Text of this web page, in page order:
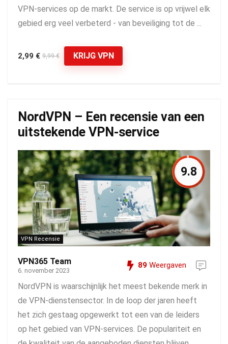
VPN-services op de markt. De service is op vrijwel elk
gebied erg veel verbeterd - van beveiliging tot de ...
2,99 € 9,99 € KRIJG VPN
NordVPN – Een recensie van een
uitstekende VPN-service
VPN Recensie
9.8
VPN365 Team
6. november 2023
89 Weergaven
NordVPN is waarschijnlijk het meest bekende merk in
de VPN-dienstensector. In de loop der jaren heeft
het zich gestaag opgewerkt tot een van de leiders
op het gebied van VPN-services. De populariteit en